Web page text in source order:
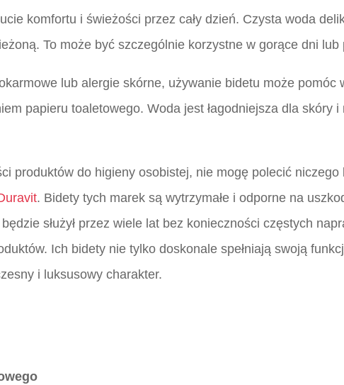
komfortu i świeżości przez cały dzień. Czysta woda
To może być szczególnie korzystne w gorące dni lub
lub alergie skórne, używanie bidetu może pomóc
papieru toaletowego. Woda jest łagodniejsza dla skóry
produktów do higieny osobistej, nie mogę polecić
. Bidety tych marek są wytrzymałe i odporne na
służył przez wiele lat bez konieczności częstych
Ich bidety nie tylko doskonale spełniają swoją
i luksusowy charakter.